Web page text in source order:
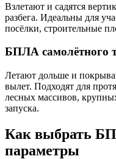
Взлетают и садятся
разбега. Идеальны для
посёлки, строительные
БПЛА самолётного
Летают дольше и
вылет. Подходят для
лесных массивов,
запуска.
Как выбрать
параметры